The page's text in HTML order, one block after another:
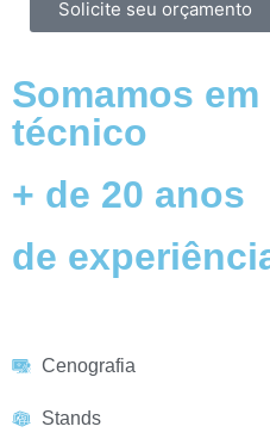
Solicite seu orçamento
Somamos
técnico
+ de 20 anos
de
Cenografia
Stands